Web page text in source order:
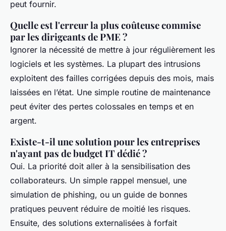
peut fournir.
Quelle est l'erreur la plus coûteuse commise
par les dirigeants de PME ?
Ignorer la nécessité de mettre à jour régulièrement les
logiciels et les systèmes. La plupart des intrusions
exploitent des failles corrigées depuis des mois, mais
laissées en l’état. Une simple routine de maintenance
peut éviter des pertes colossales en temps et en
argent.
Existe-t-il une solution pour les entreprises
n'ayant pas de budget IT dédié ?
Oui. La priorité doit aller à la sensibilisation des
collaborateurs. Un simple rappel mensuel, une
simulation de phishing, ou un guide de bonnes
pratiques peuvent réduire de moitié les risques.
Ensuite, des solutions externalisées à forfait